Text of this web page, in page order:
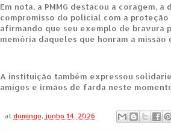
Em nota, a PMMG destacou a coragem, a
compromisso do policial com a
afirmando que seu exemplo de bravura
memória daqueles que honram a
A instituição também expressou
amigos e irmãos de farda neste
atdomingo, junho 14, 2026